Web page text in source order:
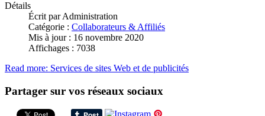
Détails
Écrit parAdministration
Catégorie : Collaborateurs & Affiliés
Mis à jour : 16 novembre 2020
Affichages : 7038
Read more: Services de sites Web et de publicités
Partager sur vos réseaux sociaux